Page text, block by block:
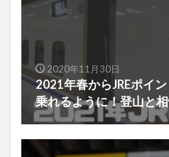
2020年11月30日
2021年春からJREポイ
乗れるように！登山と